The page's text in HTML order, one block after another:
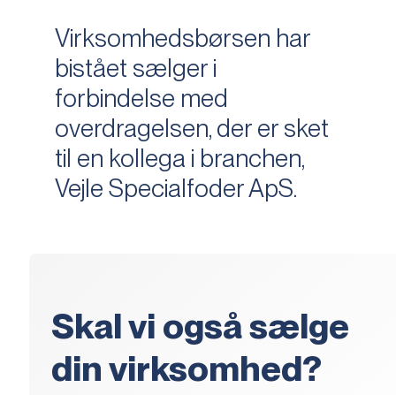
Virksomhedsbørsen har
bistået sælger i
forbindelse med
overdragelsen, der er sket
til en kollega i branchen,
Vejle Specialfoder ApS.
Skal vi også sælge
din virksomhed?